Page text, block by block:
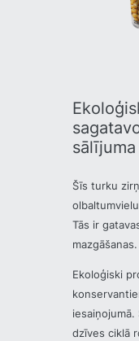
sālījuma
Šīs turku
Tās ir
mazgāšanas.
Ekoloģiski
iesaiņojumā.
dzīves ciklā